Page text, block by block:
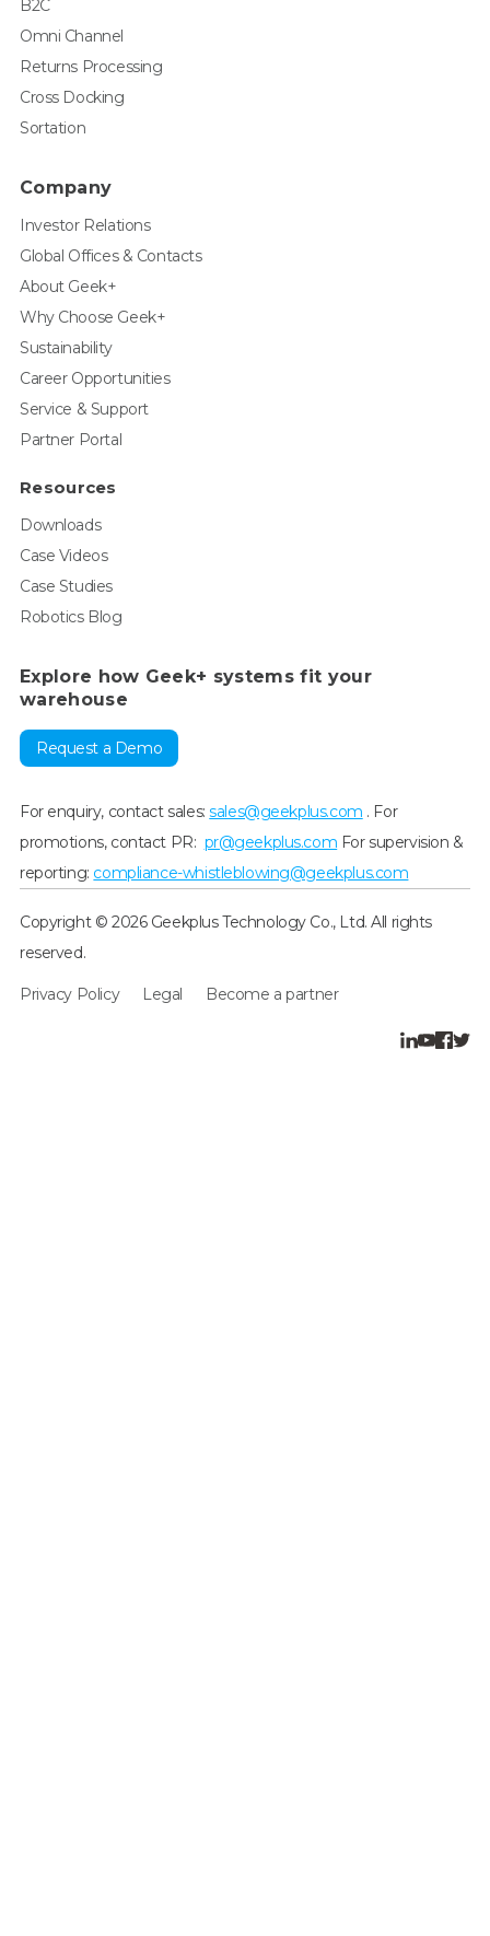
B2C
Omni Channel
Returns Processing
Cross Docking
Sortation
Company
Investor Relations
Global Offices & Contacts
About Geek+
Why Choose Geek+
Sustainability
Career Opportunities
Service & Support
Partner Portal
Resources
Downloads
Case Videos
Case Studies
Robotics Blog
Explore how Geek+ systems fit your
warehouse
Request a Demo
For enquiry, contact sales:sales@geekplus.com . For
promotions, contact PR: pr@geekplus.com For supervision &
reporting: compliance-whistleblowing@geekplus.com
Copyright © 2026 Geekplus Technology Co., Ltd. All rights
reserved.
Privacy Policy Legal Become a partner